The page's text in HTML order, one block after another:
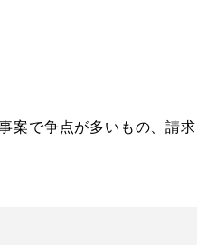
案で争点が多いもの、請求